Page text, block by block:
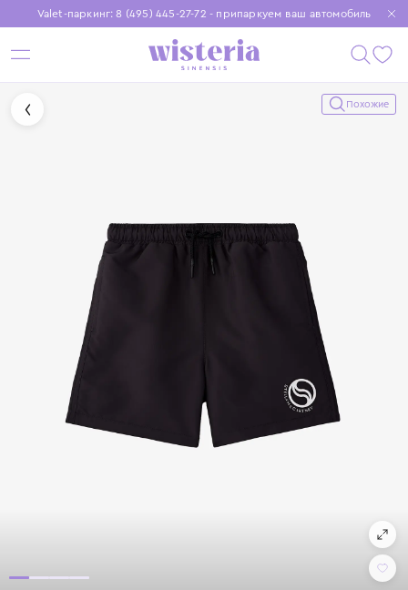
Valet-паркинг: 8 (495) 445-27-72 - припаркуем ваш автомобиль
Бесплатная доставка при заказе от 15 000 ₽
Установите приложение, чтобы покупки были еще удобнее
Похожие